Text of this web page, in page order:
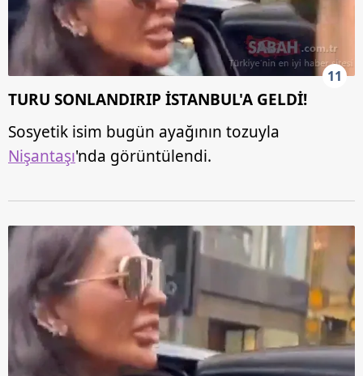
11
TURU SONLANDIRIP İSTANBUL'A GELDİ!
Sosyetik isim bugün ayağının tozuyla
Nişantaşı'nda görüntülendi.